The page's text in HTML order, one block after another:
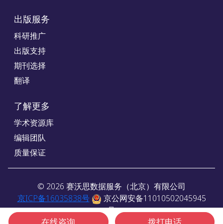
出版服务
科研推广
出版支持
期刊选择
翻译
了解更多
学术资源库
编辑团队
质量保证
© 2026 赛沃思数据服务（北京）有限公司
京ICP备16035838号
京公网安备11010502045945
号
在线咨询 拨打电话